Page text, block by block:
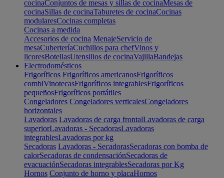
cocinaConjuntos de mesas y sillas de cocinaMesas de
cocinaSillas de cocinaTaburetes de cocinaCocinas
modularesCocinas completas
Cocinas a medida
Accesorios de cocina MenajeServicio de
mesaCuberteríaCuchillos para chefVinos y
licoresBotellasUtensilios de cocinaVajillaBandejas
Electrodomésticos
Frigoríficos Frigoríficos americanosFrigoríficos
combiVinotecasFrigoríficos integrablesFrigoríficos
pequeñosFrigoríficos portátiles
Congeladores Congeladores verticalesCongeladores
horizontales
Lavadoras Lavadoras de carga frontalLavadoras de carga
superiorLavadoras - SecadorasLavadoras
integrablesLavadoras por kg
Secadoras Lavadoras - SecadorasSecadoras con bomba de
calorSecadoras de condensaciónSecadoras de
evacuaciónSecadoras integrablesSecadoras por Kg
Hornos Conjunto de horno y placaHornos